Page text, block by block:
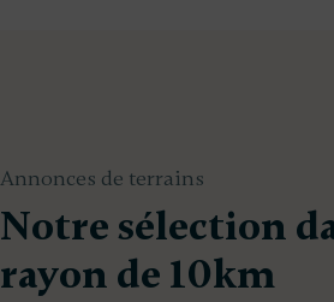
Annonces de terrains
Notre sélection
rayon de 10km